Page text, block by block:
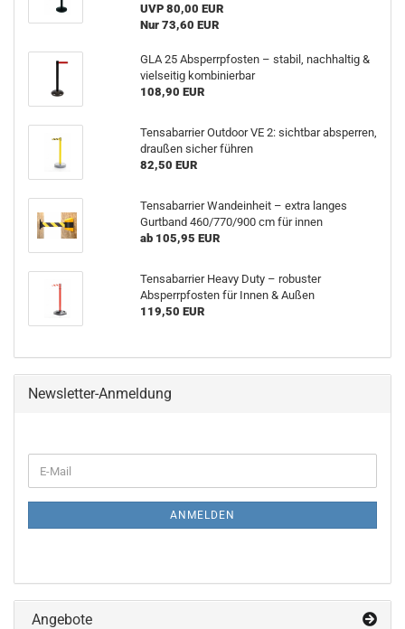
UVP 80,00 EUR
Nur 73,60 EUR
GLA 25 Absperrpfosten – stabil, nachhaltig &
vielseitig kombinierbar
108,90 EUR
Tensabarrier Outdoor VE 2: sichtbar absperren,
draußen sicher führen
82,50 EUR
Tensabarrier Wandeinheit – extra langes
Gurtband 460/770/900 cm für innen
ab 105,95 EUR
Tensabarrier Heavy Duty – robuster
Absperrpfosten für Innen & Außen
119,50 EUR
Newsletter-Anmeldung
ZUR
E-
Mail
ANMELDEN
Angebote